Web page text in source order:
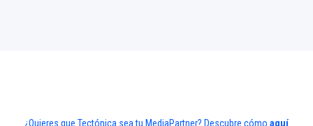
¿Quieres que Tectónica sea tu MediaPartner? Descubre cómo aquí